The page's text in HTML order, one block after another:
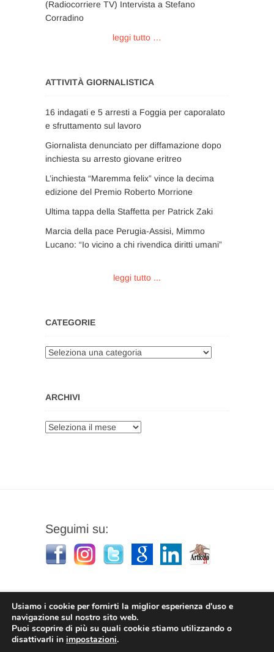
(Radiocorriere TV) Intervista a Stefano
Corradino
leggi tutto …
ATTIVITÀ GIORNALISTICA
16 indagati e 5 arresti a Foggia per caporalato
e sfruttamento sul lavoro
Giornalista denunciato per diffamazione dopo
inchiesta su arresto giovane eritreo
L’inchiesta “Maremma felix” vince la decima
edizione del Premio Roberto Morrione
Ultima tappa della Staffetta per Patrick Zaki
Marcia della pace Perugia-Assisi, Mimmo
Lucano: “Io vicino a chi rivendica diritti umani”
leggi tutto ...
CATEGORIE
Categorie
ARCHIVI
Archivi
Seguimi su:
Stefano Corradino |Privacy Policy | © 2026
Usiamo i cookie per fornirti la miglior esperienza d'uso e
navigazione sul nostro sito web.
Puoi scoprire di più su quali cookie stiamo utilizzando o
disattivarli in impostazioni.